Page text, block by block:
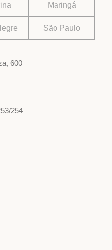
Maringá
São Paulo
600
254